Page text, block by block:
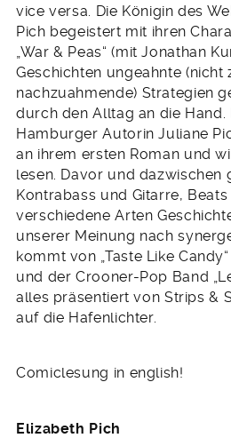
vice versa. Die Königin des
Pich begeistert mit ihren
„War & Peas“ (mit Jonathan
Geschichten ungeahnte (nicht
nachzuahmende) Strategien
durch den Alltag an die Hand.
Hamburger Autorin Juliane
an ihrem ersten Roman und
lesen. Davor und dazwischen
Kontrabass und Gitarre,
verschiedene Arten
unserer Meinung nach
kommt von „Taste Like
und der Crooner-Pop Band
alles präsentiert von Strips &
auf die Hafenlichter.
Comiclesung in english!
Elizabeth Pich